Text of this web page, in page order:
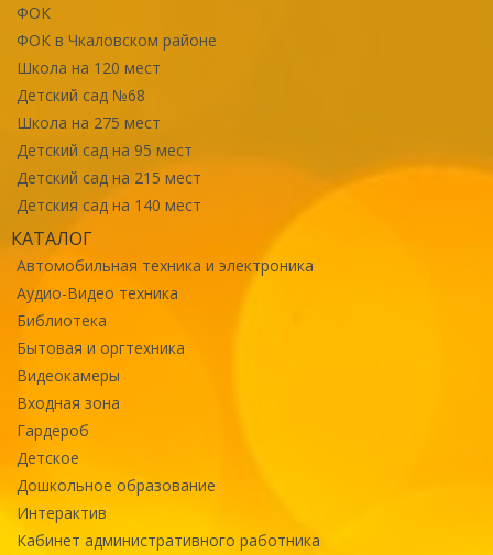
ФОК
ФОК в Чкаловском районе
Школа на 120 мест
Детский сад №68
Школа на 275 мест
Детский сад на 95 мест
Детский сад на 215 мест
Детския сад на 140 мест
КАТАЛОГ
Автомобильная техника и электроника
Аудио-Видео техника
Библиотека
Бытовая и оргтехника
Видеокамеры
Входная зона
Гардероб
Детское
Дошкольное образование
Интерактив
Кабинет административного работника